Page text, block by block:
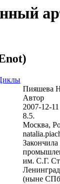
Пияшева
Автор
2007-12-11
8.5.
Москва,
им. С.Г.
(ныне